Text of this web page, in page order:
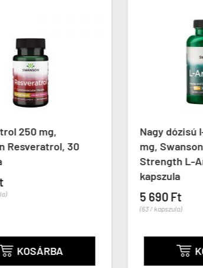
250 mg,
Resveratrol, 30
KOSÁRBA
Nagy dózisú
mg, Swanson
Strength L-
kapszula
5 690 Ft
(63 / kapszula)
